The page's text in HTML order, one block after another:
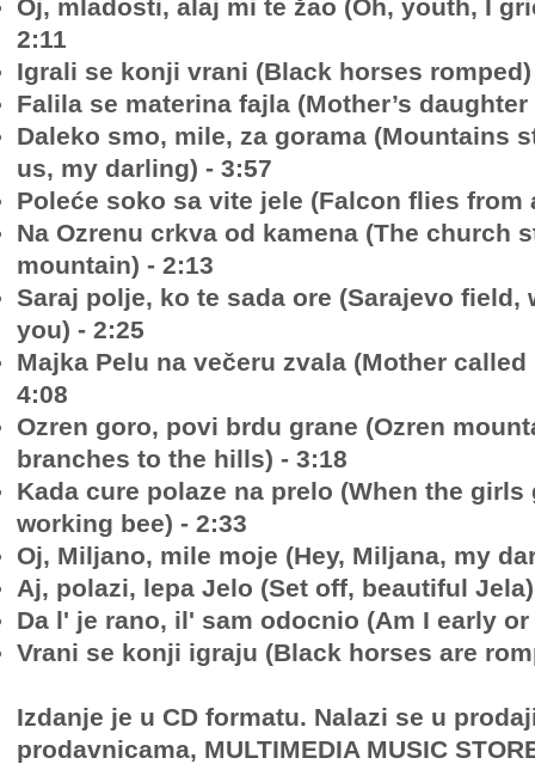
Oj, mladosti, alaj mi te žao (Oh, youth, I
2:11
Igrali se konji vrani (Black horses romped)
Falila se materina fajla (Mother’s
Daleko smo, mile, za gorama (Mountains
us, my darling) - 3:57
Poleće soko sa vite jele (Falcon flies from
Na Ozrenu crkva od kamena (The church
mountain) - 2:13
Saraj polje, ko te sada ore (Sarajevo field,
you) - 2:25
Majka Pelu na večeru zvala (Mother
4:08
Ozren goro, povi brdu grane (Ozren
branches to the hills) - 3:18
Kada cure polaze na prelo (When the girls
working bee) - 2:33
Oj, Miljano, mile moje (Hey, Miljana, my
Aj, polazi, lepa Jelo (Set off, beautiful
Da lʹ je rano, ilʹ sam odocnio (Am I early
Vrani se konji igraju (Black horses are
Izdanje je u CD formatu. Nalazi se u
prodavnicama, MULTIMEDIA MUSIC